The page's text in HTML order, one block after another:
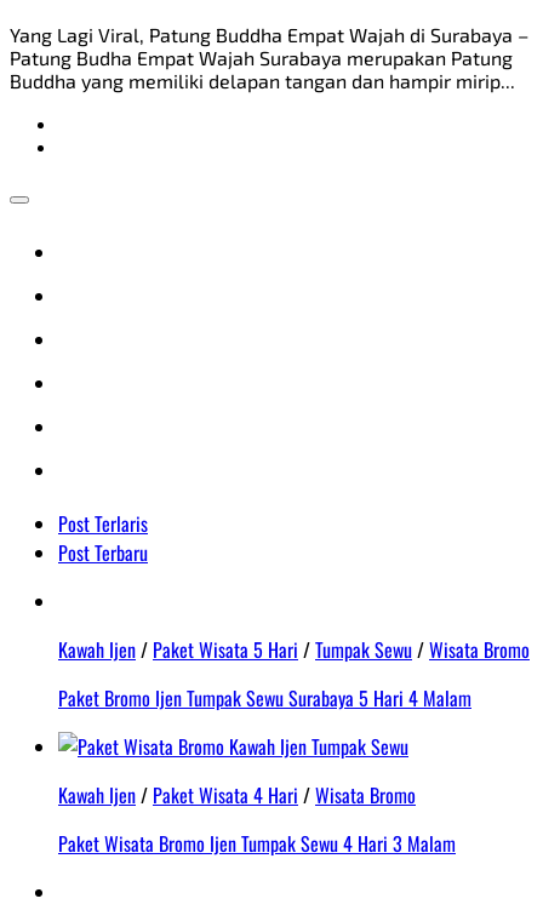
Yang Lagi Viral, Patung Buddha Empat Wajah di Surabaya –
Patung Budha Empat Wajah Surabaya merupakan Patung
Buddha yang memiliki delapan tangan dan hampir mirip...
Post Terlaris
Post Terbaru
Kawah Ijen/ Paket Wisata 5 Hari /Tumpak Sewu/Wisata Bromo
Paket Bromo Ijen Tumpak Sewu Surabaya 5 Hari 4 Malam
Kawah Ijen/ Paket Wisata 4 Hari /Wisata Bromo
Paket Wisata Bromo Ijen Tumpak Sewu 4 Hari 3 Malam